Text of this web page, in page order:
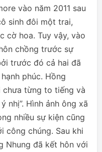
vào năm 2011 sau
sinh đôi một trai,
cờ hoa. Tuy vậy, vào
chồng trước sự
trước đó cả hai đã
phúc. Hồng
chưa từng to tiếng và
nhị”. Hình ảnh ông xã
nhiều sự kiện cũng
công chúng. Sau khi
Nhung đã kết hôn với